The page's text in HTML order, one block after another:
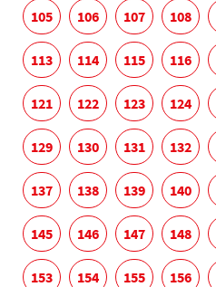
105 106 107 108
113 114 115 116
121 122 123 124
129 130 131 132
137 138 139 140
145 146 147 148
153 154 155 156